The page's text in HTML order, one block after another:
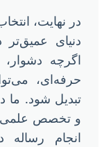
نهایت، انتخاب
عمیق‌تر
دشوار، اما
می‌تواند
شود. ما در
تخصص علمی،
رساله